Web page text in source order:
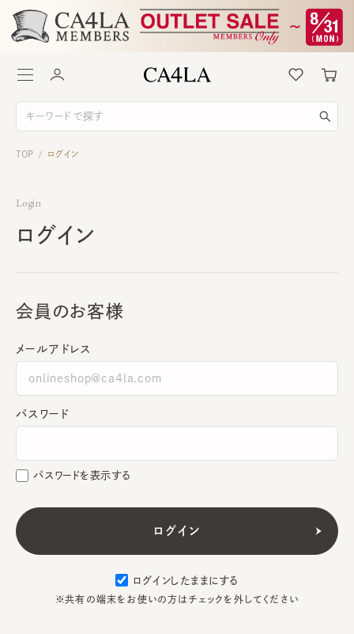
TOP / ログイン
Login
ログイン
会員のお客様
メールアドレス
パスワード
パスワードを表示する
ログインしたままにする
※共有の端末をお使いの方はチェックを外してください